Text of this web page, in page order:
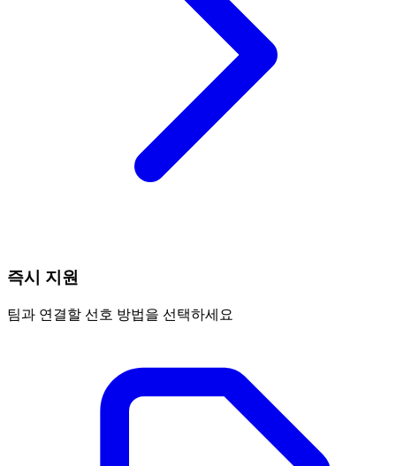
즉시 지원
팀과 연결할 선호 방법을 선택하세요